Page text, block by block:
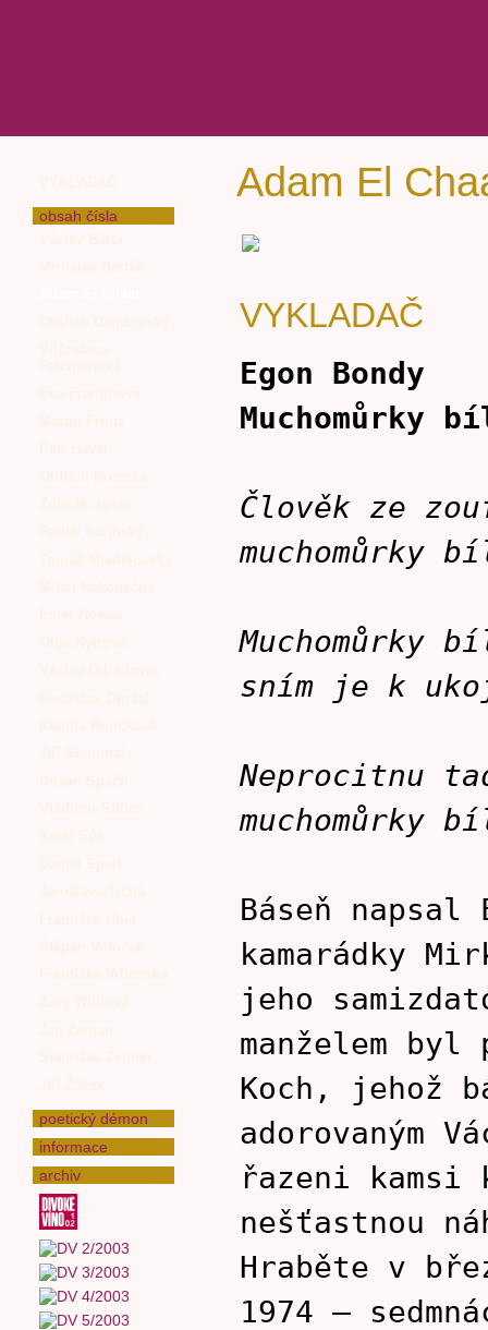
obsah čísla
poetický démon
informace
archiv
Adam El
VYKLADAČ
Egon Bondy
Muchomůrky
Člověk ze
muchomůrky
Muchomůrky
sním je k
Neprocitnu
muchomůrky
Báseň napsal
kamarádky
jeho
manželem byl
Koch, jehož
adorovaným
řazeni kamsi
nešťastnou
Hraběte v
1974 –